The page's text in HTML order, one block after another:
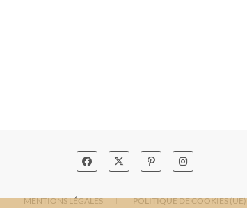
MENTIONS LÉGALES POLITIQUE DE COOKIES (UE)